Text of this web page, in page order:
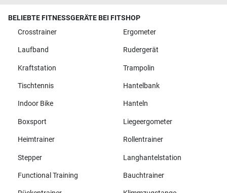
BELIEBTE FITNESSGERÄTE BEI FITSHOP
Crosstrainer
Ergometer
Laufband Rudergerät
Kraftstation Trampolin
Tischtennis Hantelbank
Indoor Bike Hanteln
Boxsport Liegeergometer
Heimtrainer Rollentrainer
Stepper Langhantelstation
Functional Training Bauchtrainer